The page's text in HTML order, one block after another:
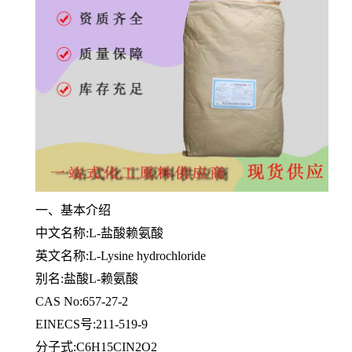
一、基本介绍
中文名称:L-盐酸赖氨酸
英文名称:L-Lysine hydrochloride
别名:盐酸L-赖氨酸
CAS No:657-27-2
EINECS号:211-519-9
分子式:C6H15CIN2O2